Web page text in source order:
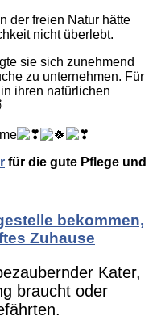
der freien Natur hätte
nicht überlebt.
sie sich zunehmend
zu unternehmen. Für
ihren natürlichen
für die gute Pflege und
bekommen,
Zuhause
Kater,
braucht oder